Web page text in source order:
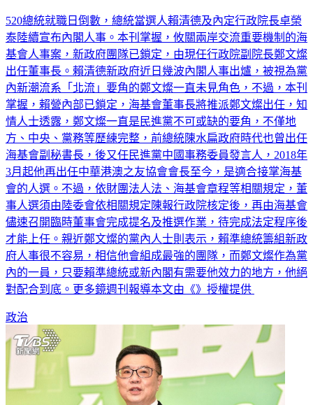
520總統就職日倒數，總統當選人賴清德及內定行政院長卓榮
泰陸續宣布內閣人事。本刊掌握，攸關兩岸交流重要機制的海
基會人事案，新政府團隊已鎖定，由現任行政院副院長鄭文燦
出任董事長。賴清德新政府近日幾波內閣人事出爐，被視為黨
內新潮流系「北流」要角的鄭文燦一直未見角色，不過，本刊
掌握，賴營內部已鎖定，海基會董事長將推派鄭文燦出任，知
情人士透露，鄭文燦一直是民進黨不可或缺的要角，不僅地
方、中央、黨務等歷練完整，前總統陳水扁政府時代也曾出任
海基會副秘書長，後又任民進黨中國事務委員發言人，2018年
3月起他再出任中華港澳之友協會會長至今，是適合接掌海基
會的人選。不過，依財團法人法、海基會章程等相關規定，董
事人選須由陸委會依相關規定陳報行政院核定後，再由海基會
儘速召開臨時董事會完成提名及推選作業，待完成法定程序後
才能上任。親近鄭文燦的黨內人士則表示，賴準總統籌組新政
府人事很不容易，相信他會組成最強的團隊，而鄭文燦作為黨
內的一員，只要賴準總統或新內閣有需要他效力的地方，他絕
政治